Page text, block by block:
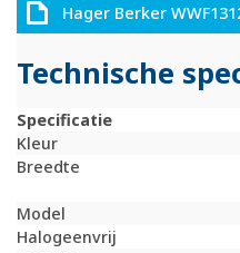
Hager Berker
Technische
Specificatie
Kleur
Breedte
Model
Halogeenvrij